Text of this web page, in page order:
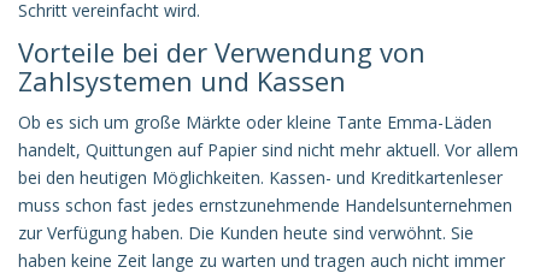
Schritt vereinfacht wird.
Vorteile bei der Verwendung von
Zahlsystemen und Kassen
Ob es sich um große Märkte oder kleine Tante Emma-Läden
handelt, Quittungen auf Papier sind nicht mehr aktuell. Vor allem
bei den heutigen Möglichkeiten. Kassen- und Kreditkartenleser
muss schon fast jedes ernstzunehmende Handelsunternehmen
zur Verfügung haben. Die Kunden heute sind verwöhnt. Sie
haben keine Zeit lange zu warten und tragen auch nicht immer